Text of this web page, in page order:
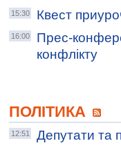
15:30 Квест
16:00
Прес-
конфлікту
ПОЛІТИКА
12:51 Депутати та